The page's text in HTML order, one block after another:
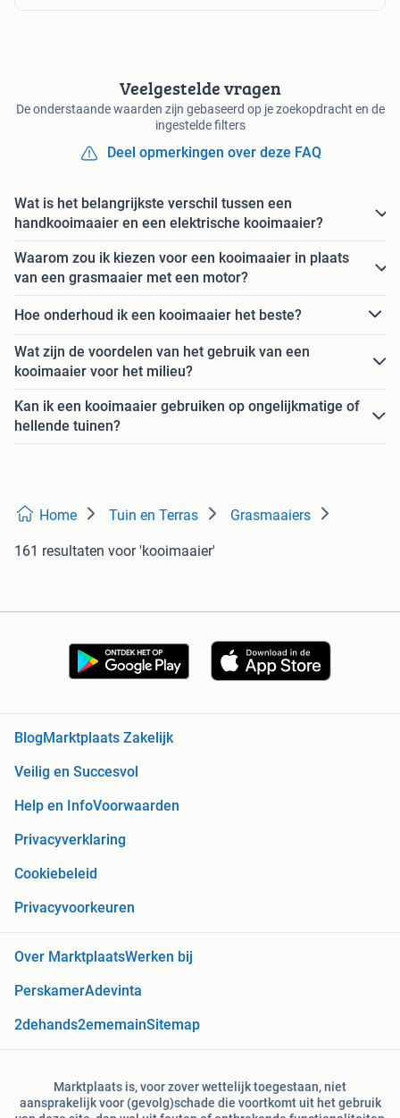
Veelgestelde vragen
De onderstaande waarden zijn gebaseerd op je zoekopdracht en de
ingestelde filters
Deel opmerkingen over deze FAQ
Wat is het belangrijkste verschil tussen een
handkooimaaier en een elektrische kooimaaier?
Waarom zou ik kiezen voor een kooimaaier in plaats
van een grasmaaier met een motor?
Hoe onderhoud ik een kooimaaier het beste?
Wat zijn de voordelen van het gebruik van een
kooimaaier voor het milieu?
Kan ik een kooimaaier gebruiken op ongelijkmatige of
hellende tuinen?
Home Tuin en Terras Grasmaaiers
161 resultaten voor 'kooimaaier'
Blog Marktplaats Zakelijk
Veilig en Succesvol
Help en InfoVoorwaarden
Privacyverklaring
Cookiebeleid
Privacyvoorkeuren
Over MarktplaatsWerken bij
PerskamerAdevinta
2dehands2ememainSitemap
Marktplaats is, voor zover wettelijk toegestaan, niet
aansprakelijk voor (gevolg)schade die voortkomt uit het gebruik